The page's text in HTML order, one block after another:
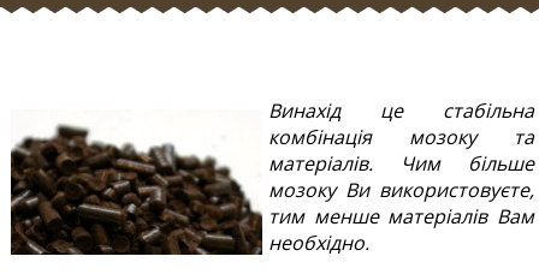
Винахід це стабільна
комбінація мозоку та
матеріалів. Чим більше
мозоку Ви використовуєте,
тим менше матеріалів Вам
необхідно.